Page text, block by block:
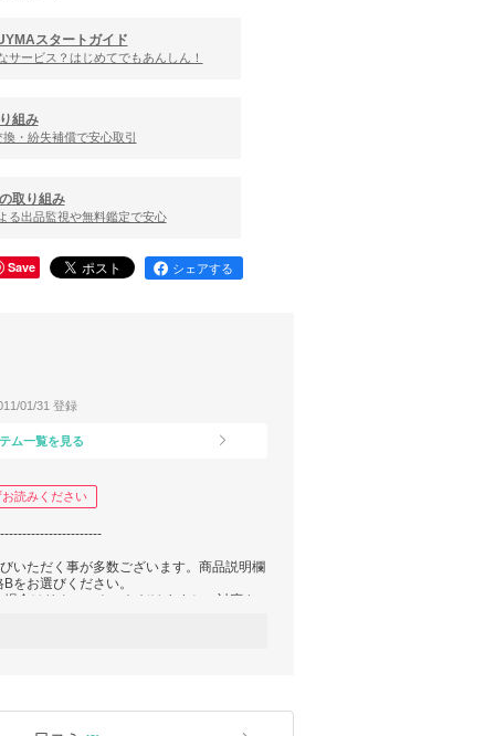
スタートガイド
サービス？はじめてでもあんしん！
組み
・紛失補償で安心取引
取り組み
る出品監視や無料鑑定で安心
Save シェアする
01/31 登録
ム一覧を見る
読みください
いただく事が多数ございます。商品説明欄
をお選びください。
合はリクエストいただけますとご対応さ
能となります。